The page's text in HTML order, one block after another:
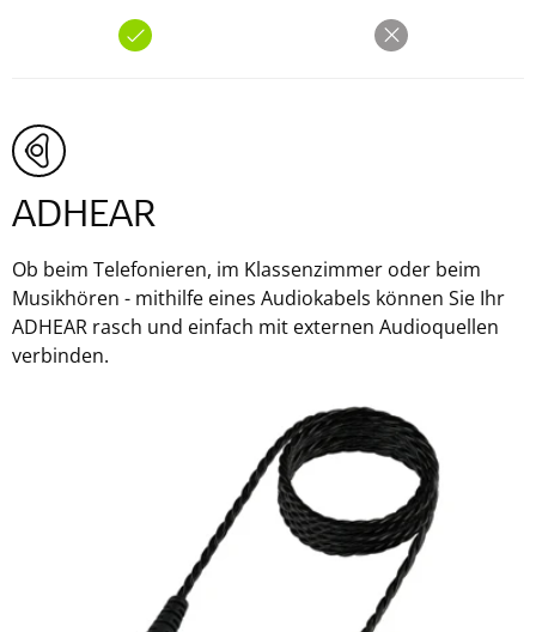
ADHEAR
Ob beim Telefonieren, im Klassenzimmer oder beim
Musikhören - mithilfe eines Audiokabels können Sie Ihr
ADHEAR rasch und einfach mit externen Audioquellen
verbinden.